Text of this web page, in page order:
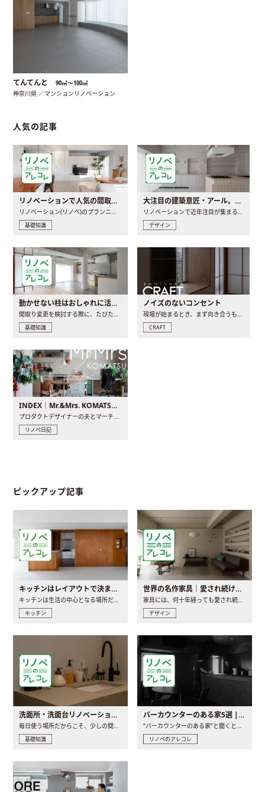
てんてんと 90㎡〜100㎡
神奈川県 ／マンションリノベーション
人気の記事
リノベーションで人気の間取りとは？トレンドの間取りと実例を徹底解説
基礎知識
大注目の建築意匠・アール。人気の理由と空間に取り入れるポイント
デザイン
動かせない柱はおしゃれに活用！柱を魅せるリノベーション(リノベ)4選
基礎知識
ノイズのないコンセント
CRAFT
INDEX｜Mr.&Mrs. KOMATSU renovation diary
リノベ日記
ピックアップ記事
キッチンはレイアウトで決まる。後悔しないための考え方と選び方
キッチンは生活の中心となる場所だからこそ、家の中のどこに置..
キッチン
世界の名作家具｜愛され続ける理由と一生モノとの出会い方
家具には、何十年経っても愛され続ける「名作」と呼ばれるもの..
デザイン
洗面所・洗面台リノベーションの事例と間取りアイデア
基礎知識
バーカウンターのある家5選 | 日常に馴染む“距離の近い”キッチンとは
リノベのアレコレ